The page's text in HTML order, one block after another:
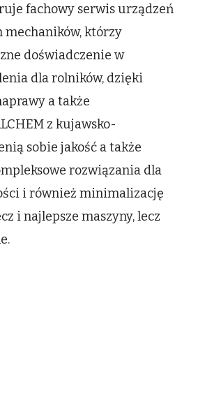
fachowy serwis urządzeń
mechaników, którzy
doświadczenie w
dla rolników, dzięki
a także
z kujawsko-
sobie jakość a także
rozwiązania dla
i również minimalizację
i najlepsze maszyny, lecz